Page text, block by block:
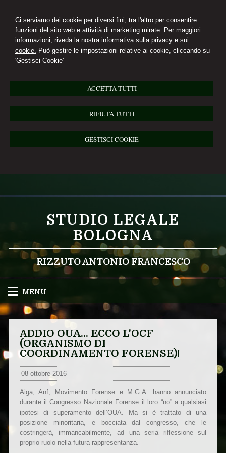
Ci serviamo dei cookie per diversi fini, tra l'altro per consentire
funzioni del sito web e attività di marketing mirate. Per maggiori
informazioni, riveda la nostra informativa sulla privacy e sui
cookie. Può gestire le impostazioni relative ai cookie, cliccando su
'Gestisci Cookie'
ACCETTA TUTTI
RIFIUTA TUTTI
GESTISCI COOKIE
STUDIO LEGALE
BOLOGNA
RIZZUTO ANTONIO FRANCESCO
MENU
ADDIO OUA... ECCO L'OCF
(ORGANISMO DI
COORDINAMENTO FORENSE)!
08 ottobre 2016
Aiga, Anf, Movimento Forense e M.G.A. hanno annunciato
durante il Congresso Nazionale Forense il loro “no” a qualsiasi
ipotesi di superamento dell’OUA. Ma si è trattato di una
posizione minoritaria, e bocciata dal congresso, che le
costringerà, immancabilmente, ad una seria riflessione sul
proprio ruolo nella futura rappresentanza.